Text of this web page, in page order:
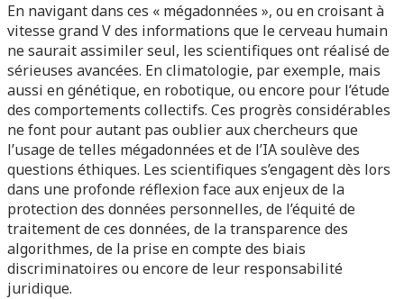
En navigant dans ces « mégadonnées », ou en croisant à
vitesse grand V des informations que le cerveau humain
ne saurait assimiler seul, les scientifiques ont réalisé de
sérieuses avancées. En climatologie, par exemple, mais
aussi en génétique, en robotique, ou encore pour l’étude
des comportements collectifs. Ces progrès considérables
ne font pour autant pas oublier aux chercheurs que
l’usage de telles mégadonnées et de l’IA soulève des
questions éthiques. Les scientifiques s’engagent dès lors
dans une profonde réflexion face aux enjeux de la
protection des données personnelles, de l’équité de
traitement de ces données, de la transparence des
algorithmes, de la prise en compte des biais
discriminatoires ou encore de leur responsabilité
juridique.